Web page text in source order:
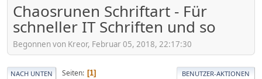
Chaosrunen Schriftart - Für
schneller IT Schriften und so
Begonnen von Kreor, Februar 05, 2018, 22:17:30
NACH UNTEN Seiten 1 BENUTZER-AKTIONEN